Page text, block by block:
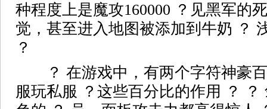
种程度上是魔攻160000 ？见黑军的
觉，甚至进入地图被添加到牛奶 ？
？
？ 在游戏中，有两个字符神豪百
服玩私服 ？这些百分比的作用 ？